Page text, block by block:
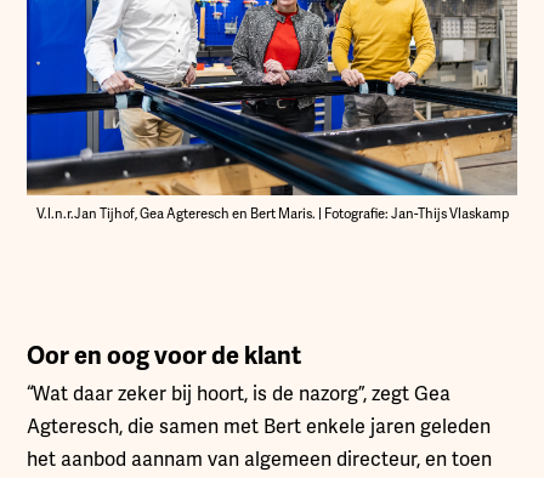
V.l.n.r.Jan Tijhof, Gea Agteresch en Bert Maris. | Fotografie: Jan-Thijs Vlaskamp
Oor en oog voor de klant
“Wat daar zeker bij hoort, is de nazorg”, zegt Gea
Agteresch, die samen met Bert enkele jaren geleden
het aanbod aannam van algemeen directeur, en toen